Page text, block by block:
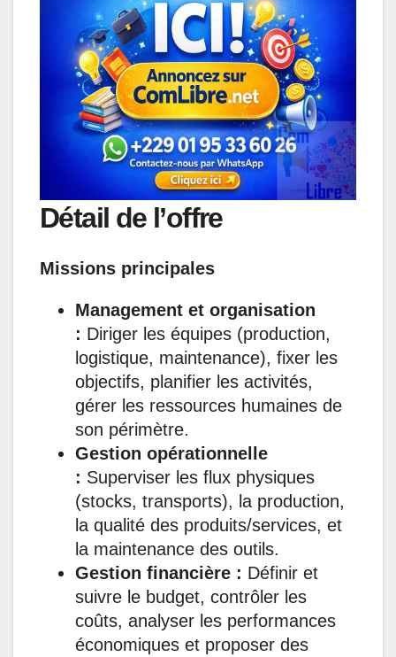
p
b
o
o
k
e
d
I
n
e
n
g
e
r
g
r
a
m
l
Détail de l’offre
Missions principales
Management et organisation
: Diriger les équipes (production,
logistique, maintenance), fixer les
objectifs, planifier les activités,
gérer les ressources humaines de
son périmètre.
Gestion opérationnelle
: Superviser les flux physiques
(stocks, transports), la production,
la qualité des produits/services, et
la maintenance des outils.
Gestion financière : Définir et
suivre le budget, contrôler les
coûts, analyser les performances
économiques et proposer des